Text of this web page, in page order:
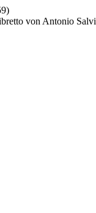
von Antonio Salvi